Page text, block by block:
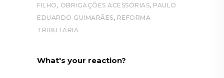
FILHO , OBRIGAÇÕES ACESSÓRIAS, PAULO
EDUARDO GUIMARÃES, REFORMA
TRIBUTÁRIA
What's your reaction?